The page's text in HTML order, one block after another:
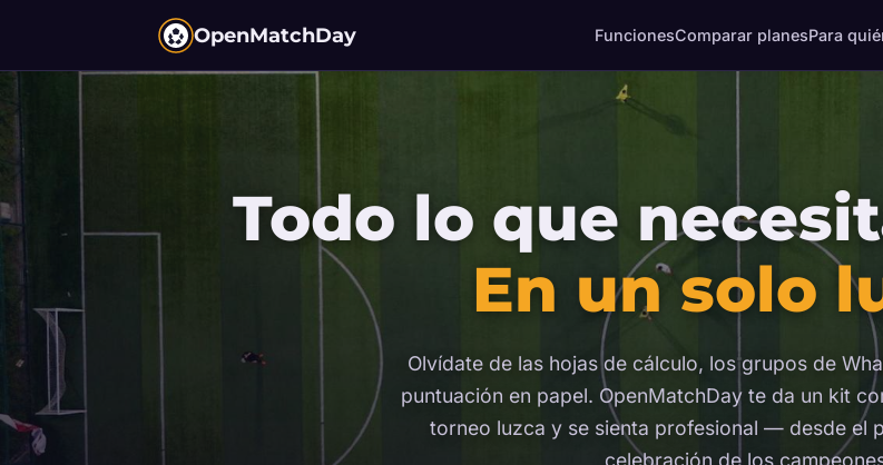
OpenMatchDay FuncionesComparar planesPara
Todo lo que
En un solo
Olvídate de las hojas de cálculo, los grupos de
puntuación en papel. OpenMatchDay te da un kit
torneo luzca y se sienta profesional — desde el
celebración de los